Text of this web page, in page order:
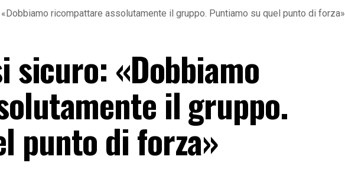
«Dobbiamo ricompattare assolutamente il gruppo. Puntiamo su quel punto di forza»
sicuro: «Dobbiamo
il gruppo.
punto di forza»